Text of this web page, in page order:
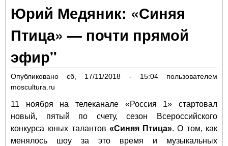
Юрий Медяник: «Синяя
Птица» — почти прямой
эфир"
Опубликованосб, 17/11/2018 - 15:04пользователем
moscultura.ru
11 ноября на телеканале «Россия 1» стартовал
новый, пятый по счету, сезон Всероссийского
конкурса юных талантов «Синяя Птица». О том, как
менялось шоу за это время и музыкальных